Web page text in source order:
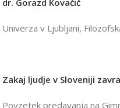
dr. Gorazd Kovačič
Univerza v Ljubljani,
Zakaj ljudje v Sloveniji
Povzetek predavanja na